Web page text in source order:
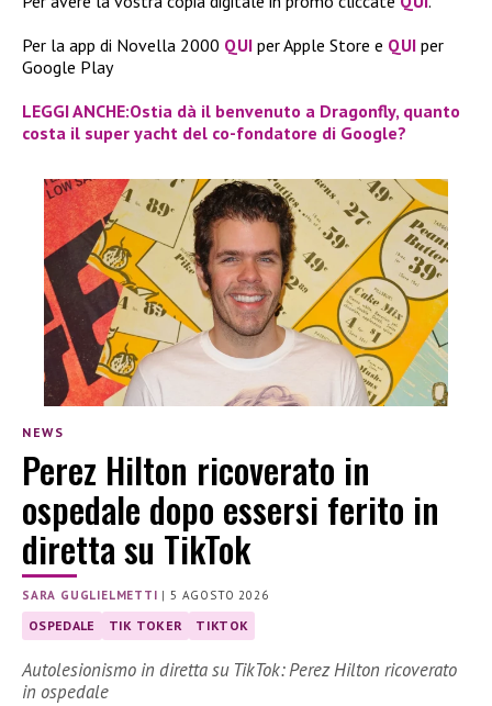
Per la app di Novella 2000 QUI per Apple Store e QUI per
Google Play
LEGGI ANCHE:Ostia dà il benvenuto a Dragonfly, quanto
costa il super yacht del co-fondatore di Google?
NEWS
Perez Hilton ricoverato in
ospedale dopo essersi ferito in
diretta su TikTok
SARA GUGLIELMETTI |5 AGOSTO 2026
OSPEDALE TIK TOKER TIKTOK
Autolesionismo in diretta su TikTok: Perez Hilton ricoverato
in ospedale